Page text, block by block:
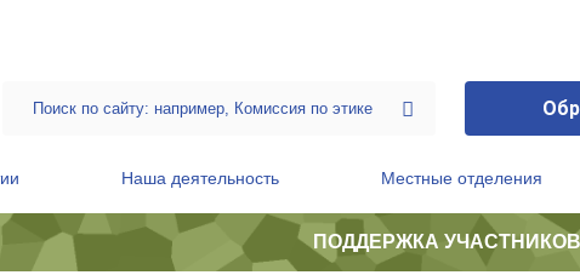
Наша деятельность Местные отделения
ПОДДЕРЖКА